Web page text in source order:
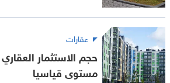
عقارات
حجم الاستثمار
مستوى قياسيا